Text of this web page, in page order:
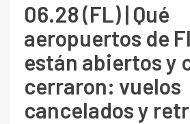
06.28 (FL) | Qué
aeropuertos de
están abiertos y
cerraron: vuelos
cancelados y